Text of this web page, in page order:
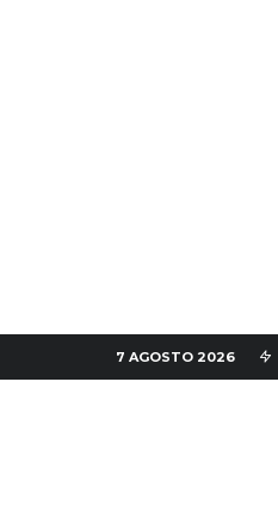
7 AGOSTO 2026